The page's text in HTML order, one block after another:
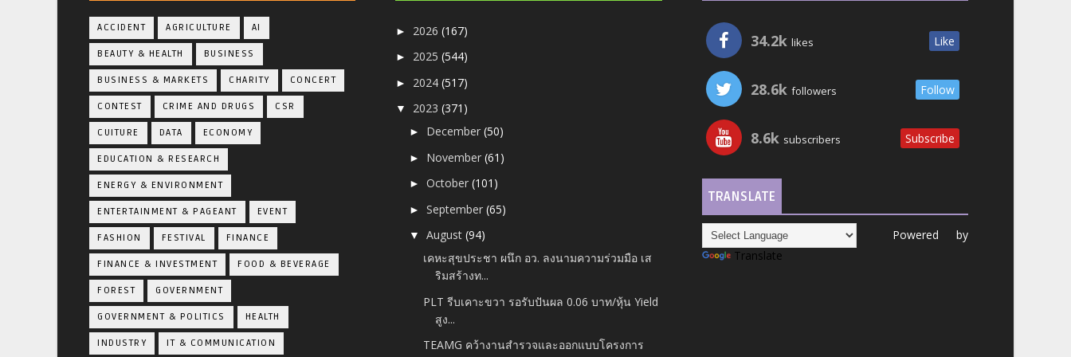
ACCIDENT AGRICULTURE AI
BEAUTY & HEALTH BUSINESS
BUSINESS & MARKETS CHARITY CONCERT
CONTEST CRIME AND DRUGS CSR
CUITURE DATA ECONOMY
EDUCATION & RESEARCH
ENERGY & ENVIRONMENT
ENTERTAINMENT & PAGEANT EVENT
FASHION FESTIVAL FINANCE
FINANCE & INVESTMENT FOOD & BEVERAGE
FOREST GOVERNMENT
GOVERNMENT & POLITICS HEALTH
INDUSTRY IT & COMMUNICATION
► 2026(167)
► 2025(544)
► 2024(517)
▼ 2023(371)
► December(50)
► November(61)
►October(101)
►September(65)
▼August(94)
เคหะสุขประชา ผนึก อว. ลงนามความร่วมมือ เส
ริมสร้างท...
PLT รีบเคาะขวา รอรับปันผล 0.06 บาท/หุ้น Yield
สูง...
TEAMG คว้างานสำรวจและออกแบบโครงการ
34.2k likes Like
28.6k followers Follow
8.6k subscribers Subscribe
TRANSLATE
Powered by
Translate